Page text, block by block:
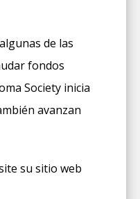
de las
fondos
Society inicia
avanzan
su sitio web